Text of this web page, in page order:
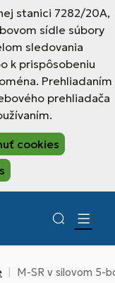
stanici 7282/20A,
sídle súbory
sledovania
k prispôsobeniu
Prehliadaním
prehliadača
cookies
M-SR v silovom 5-